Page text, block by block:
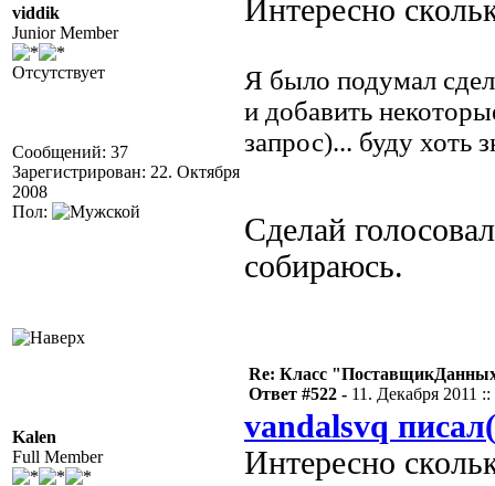
viddik
Junior Member
Отсутствует
Сообщений: 37
Зарегистрирован: 22. Октября
2008
Пол:
Интересно
Я было подумал
и добавить
запрос)... буду хоть
Сделай
собираюсь.
Kalen
Full Member
Re: Класс
Ответ #522 - 11. Декабря 2011
vandalsvq
Интересно